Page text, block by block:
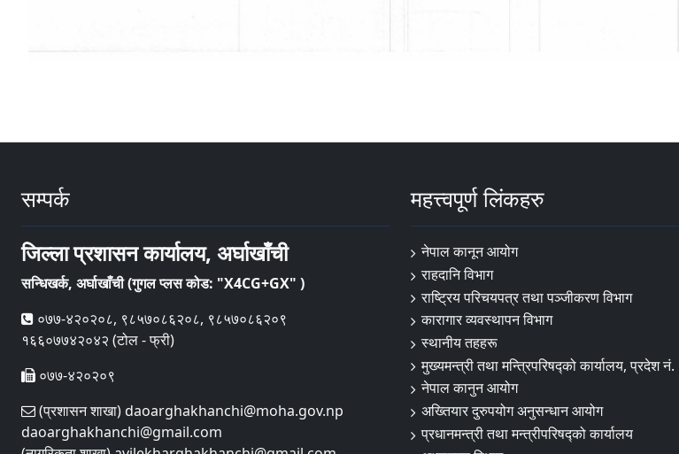
सम्पर्क
जिल्ला प्रशासन कार्यालय, अर्घाखाँची
सन्धिखर्क, अर्घाखाँची (गुगल प्लस कोड: "X4CG+GX" )
०७७-४२०२०८, ९८५७०८६२०८, ९८५७०८६२०९
१६६०७७४२०४२ (टोल - फ्री)
०७७-४२०२०९
(प्रशासन शाखा) daoarghakhanchi@moha.gov.np
daoarghakhanchi@gmail.com
महत्त्वपूर्ण लिंकहरु
नेपाल कानून आयोग
राहदानि विभाग
राष्ट्रिय परिचयपत्र तथा पञ्जीकरण विभाग
कारागार व्यवस्थापन विभाग
स्थानीय तहहरू
मुख्यमन्त्री तथा मन्त्रिपरिषद्को कार्यालय, प्रदेश
नेपाल कानुन आयोग
अख्तियार दुरुपयोग अनुसन्धान आयोग
प्रधानमन्त्री तथा मन्त्रीपरिषद्को कार्यालय